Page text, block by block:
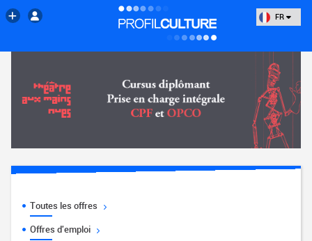
FR
Toutes les offres
Offres d'emploi